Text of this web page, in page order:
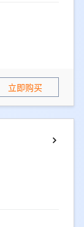
立即购买